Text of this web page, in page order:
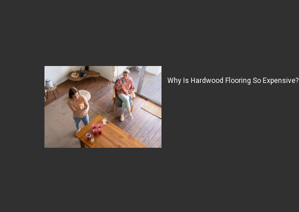
Why Is Hardwood Flooring So Expensive?